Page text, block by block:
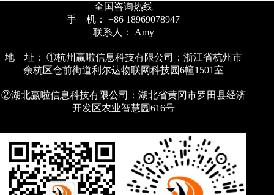
全国咨询热线
手 机： +86 18969078947
联系人： Amy
地 址： ①杭州赢啦信息科技有限公司：浙江省杭州市
余杭区仓前街道利尔达物联网科技园6幢1501室
②湖北赢啦信息科技有限公司：湖北省黄冈市罗田县经济
开发区农业智慧园616号